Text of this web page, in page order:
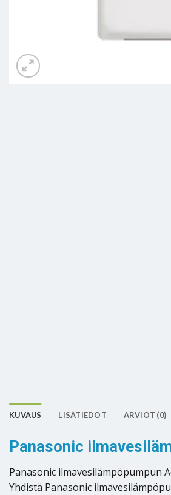
KUVAUS LISÄTIEDOT ARVIOT (0)
Panasonic
Panasonic ilmavesilämpöpumpun
Yhdistä Panasonic